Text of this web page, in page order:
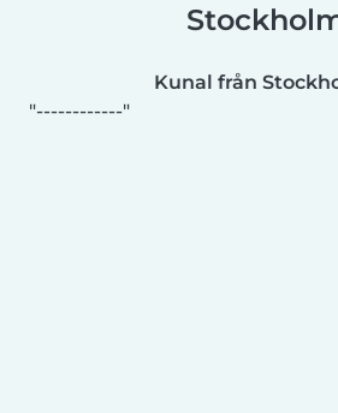
Kunal från
------------